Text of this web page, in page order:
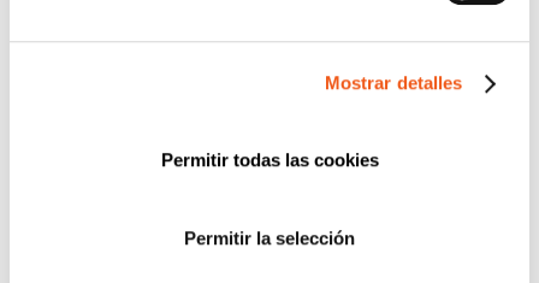
Mostrar detalles
Permitir todas las cookies
Permitir la selección